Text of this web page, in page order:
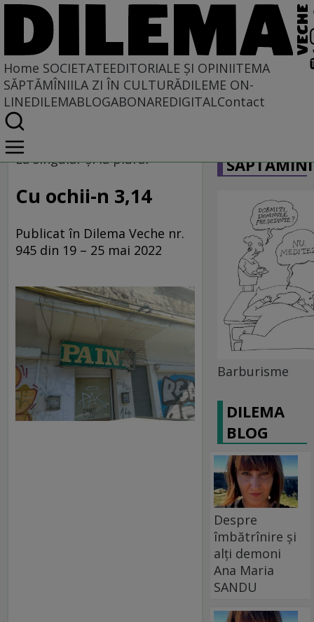
Home SOCIETATEEDITORIALE ȘI OPINIITEMA
SĂPTĂMÎNIILA ZI ÎN CULTURĂDILEME ON-
LINEDILEMABLOGABONAREDIGITALContact
Home
Societate
LA SINGULAR ȘI LA PLURAL
La singular și la plural
Cu ochii-n 3,14
Publicat în Dilema Veche nr.
945 din 19 – 25 mai 2022
Barburisme
DILEMA
BLOG
Despre
îmbătrînire și
alți demoni
Ana Maria
SANDU